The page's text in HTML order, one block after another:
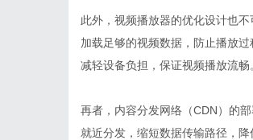
此外，视频播放器的优化设计也
加载足够的视频数据，防止播放
减轻设备负担，保证视频播放流畅
再者，内容分发网络（CDN）的
就近分发，缩短数据传输路径，